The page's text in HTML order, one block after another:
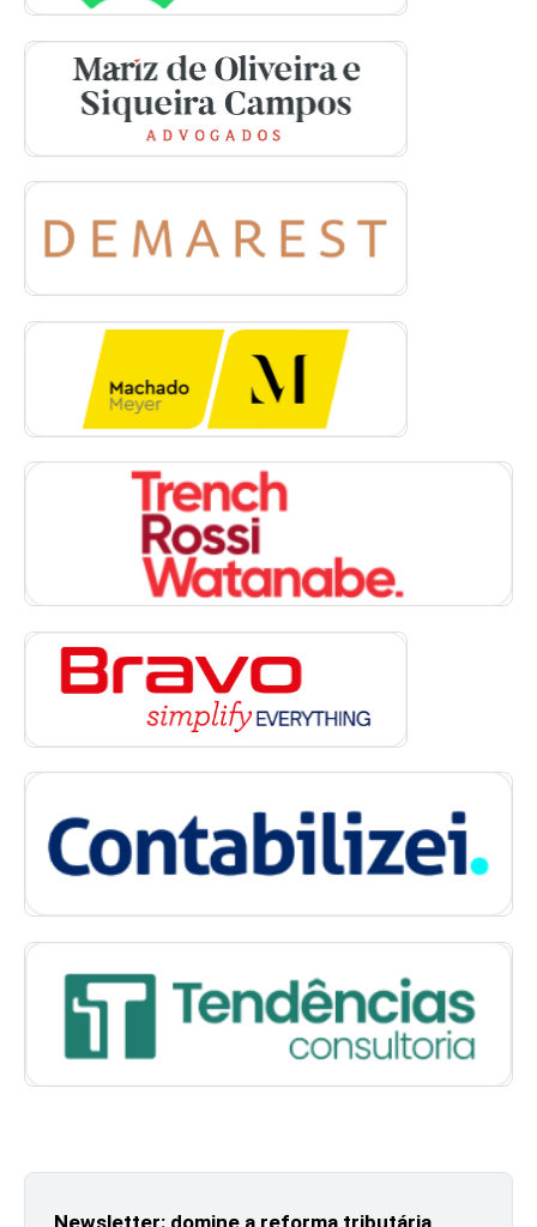
Newsletter: domine a reforma tributária